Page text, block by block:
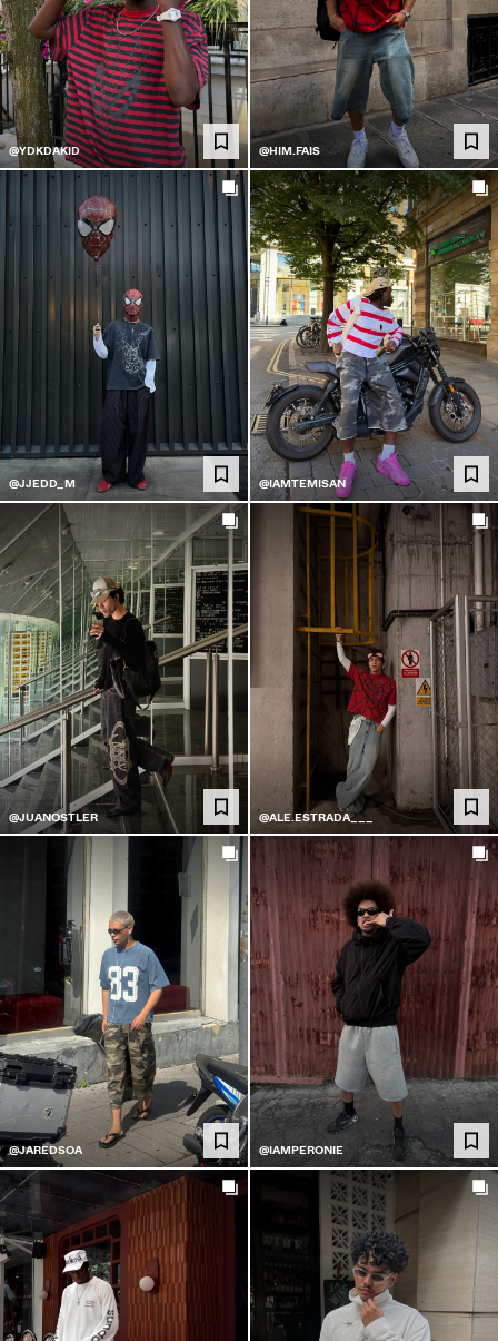
@YDKDAKID @HIM.FAIS
@JJEDD_M @IAMTEMISAN
@JUANOSTLER @ALE.ESTRADA___
@JAREDSOA @IAMPERONIE